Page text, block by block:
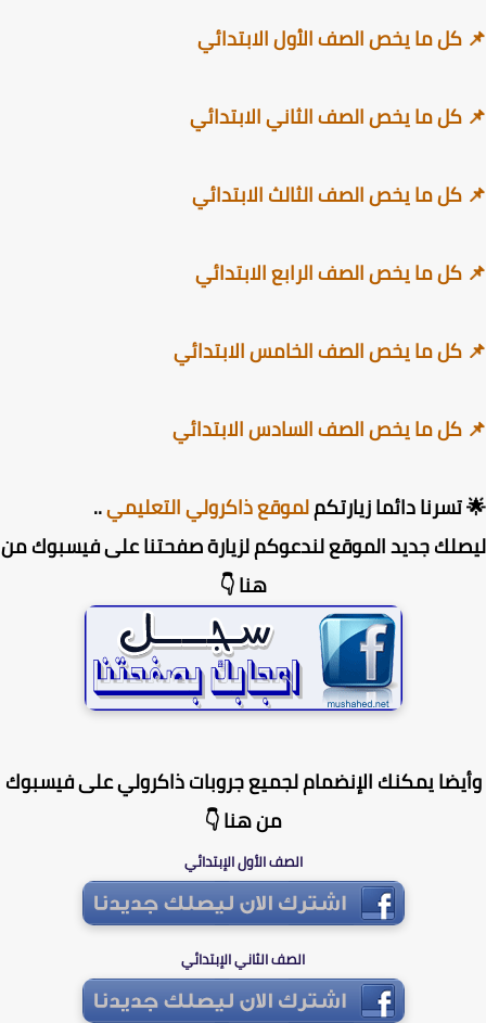
ما يخص الصف الأول الابتدائي
ما يخص الصف الثاني الابتدائي
ما يخص الصف الثالث الابتدائي
ما يخص الصف الرابع الابتدائي
ما يخص الصف الخامس الابتدائي
ما يخص الصف السادس الابتدائي
تسرنا دائما زيارتكملموقع ذاكرولي التعليمي..
جديد الموقع لندعوكم لزيارة صفحتنا على فيسبوك من
هنا 👇
يمكنك الإنضمام لجميع جروبات ذاكرولي على فيسبوك
من هنا 👇
الصف الأول الإبتدائي
الصف الثاني الإبتدائي